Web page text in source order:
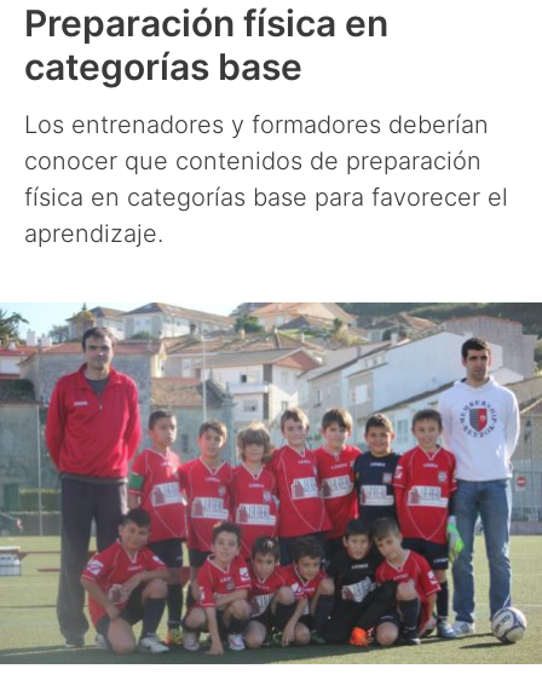
Preparación física en
categorías base
Los entrenadores y formadores deberían
conocer que contenidos de preparación
física en categorías base para favorecer el
aprendizaje.